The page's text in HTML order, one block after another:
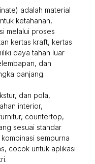
adalah material
ketahanan,
melalui proses
kertas kraft, kertas
daya tahan luar
dan
panjang.
dan pola,
interior,
countertop,
sesuai standar
sempurna
cocok untuk aplikasi